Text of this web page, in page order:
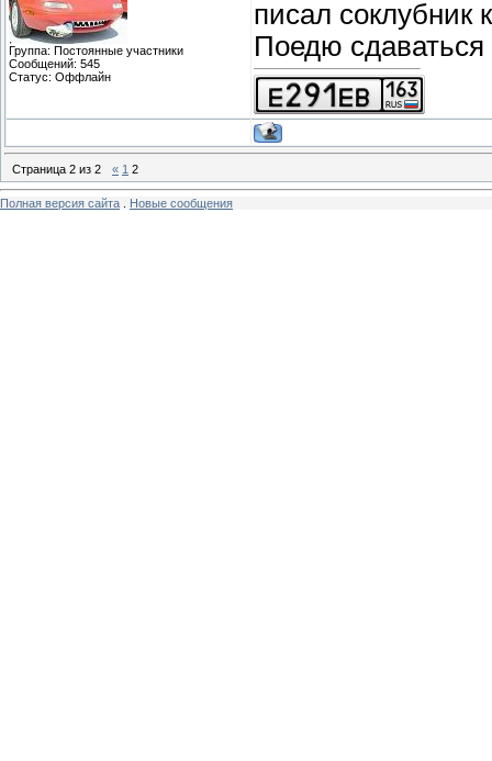
Группа: Постоянные участники
Сообщений: 545
Статус: Оффлайн
писал соклубник
Поедю сдаваться
Страница 2 из 2 « 1 2
Полная версия сайта Новые сообщения